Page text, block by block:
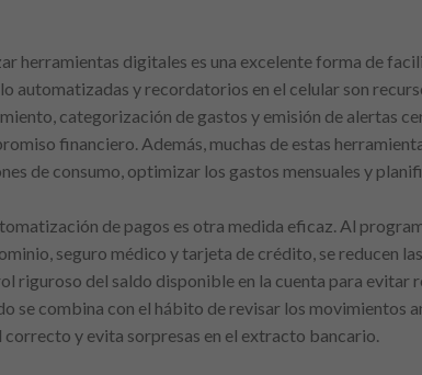
herramientas digitales es una excelente forma de
automatizadas y recordatorios en el celular son
categorización de gastos y emisión de alertas
financiero. Además, muchas de estas
de consumo, optimizar los gastos mensuales y
de pagos es otra medida eficaz. Al
seguro médico y tarjeta de crédito, se reducen
riguroso del saldo disponible en la cuenta para
se combina con el hábito de revisar los movimientos
correcto y evita sorpresas en el extracto bancario.